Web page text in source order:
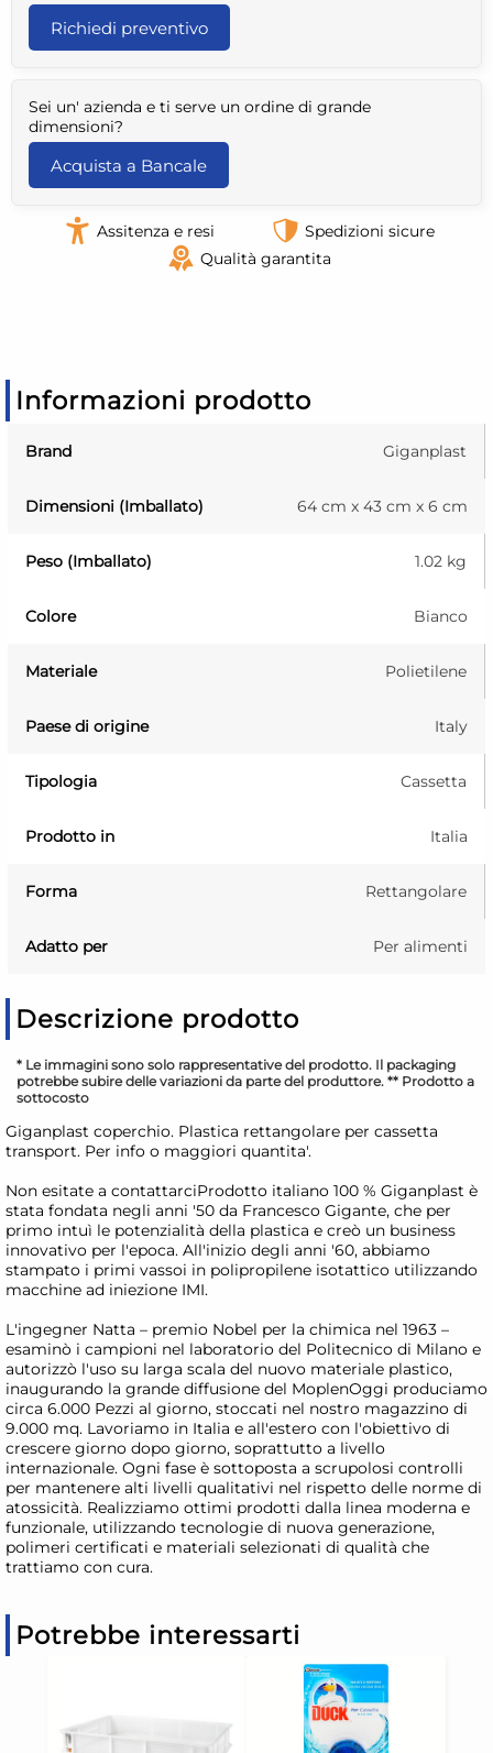
Richiedi preventivo
Sei un' azienda e ti serve un ordine di grande
dimensioni?
Acquista a Bancale
Assitenza e resi
Spedizioni sicure
Qualità garantita
Informazioni prodotto
Brand Giganplast
Dimensioni (Imballato) 64 cm x 43 cm x 6 cm
Peso (Imballato) 1.02 kg
Colore Bianco
Materiale Polietilene
Paese di origine Italy
Tipologia Cassetta
Prodotto in Italia
Forma Rettangolare
Adatto per Per alimenti
Descrizione prodotto
* Le immagini sono solo rappresentative del prodotto. Il packaging
potrebbe subire delle variazioni da parte del produttore. ** Prodotto a
sottocosto
Giganplast coperchio. Plastica rettangolare per cassetta
transport. Per info o maggiori quantita'.
Non esitate a contattarciProdotto italiano 100 % Giganplast è
stata fondata negli anni '50 da Francesco Gigante, che per
primo intuì le potenzialità della plastica e creò un business
innovativo per l'epoca. All'inizio degli anni '60, abbiamo
stampato i primi vassoi in polipropilene isotattico utilizzando
macchine ad iniezione IMI.
L'ingegner Natta – premio Nobel per la chimica nel 1963 –
esaminò i campioni nel laboratorio del Politecnico di Milano e
autorizzò l'uso su larga scala del nuovo materiale plastico,
inaugurando la grande diffusione del MoplenOggi produciamo
circa 6.000 Pezzi al giorno, stoccati nel nostro magazzino di
9.000 mq. Lavoriamo in Italia e all'estero con l'obiettivo di
crescere giorno dopo giorno, soprattutto a livello
internazionale. Ogni fase è sottoposta a scrupolosi controlli
per mantenere alti livelli qualitativi nel rispetto delle norme di
atossicità. Realizziamo ottimi prodotti dalla linea moderna e
funzionale, utilizzando tecnologie di nuova generazione,
polimeri certificati e materiali selezionati di qualità che
trattiamo con cura.
Potrebbe interessarti